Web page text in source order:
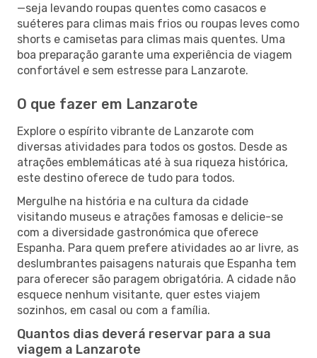
—seja levando roupas quentes como casacos e
suéteres para climas mais frios ou roupas leves como
shorts e camisetas para climas mais quentes. Uma
boa preparação garante uma experiência de viagem
confortável e sem estresse para Lanzarote.
O que fazer em Lanzarote
Explore o espírito vibrante de Lanzarote com
diversas atividades para todos os gostos. Desde as
atrações emblemáticas até à sua riqueza histórica,
este destino oferece de tudo para todos.
Mergulhe na história e na cultura da cidade
visitando museus e atrações famosas e delicie-se
com a diversidade gastronómica que oferece
Espanha. Para quem prefere atividades ao ar livre, as
deslumbrantes paisagens naturais que Espanha tem
para oferecer são paragem obrigatória. A cidade não
esquece nenhum visitante, quer estes viajem
sozinhos, em casal ou com a família.
Quantos dias deverá reservar para a sua
viagem a Lanzarote